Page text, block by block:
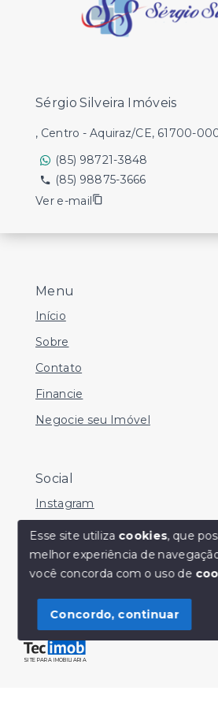
Olá! Estamos
Menu
Início
Sobre
Contato
Financie
Negocie seu Imóvel
Social
Instagram
Facebook
Youtube
© Copyright 2026 - Sérgio Silveira
direitos reservados
SITE PARA IMOBILIARIA
Sérgio Silveira Imóveis
, Centro - Aquiraz/CE, 61700-
(85) 98721-3848
(85) 98875-3666
Ver e-mail
Esse site utiliza cookies, que
melhor experiência de
você concorda com o uso de
Concordo, continuar